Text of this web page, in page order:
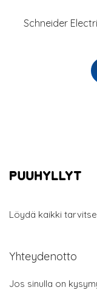
Schneider
Löydä kaikki
Yhteydenotto
Jos sinulla on